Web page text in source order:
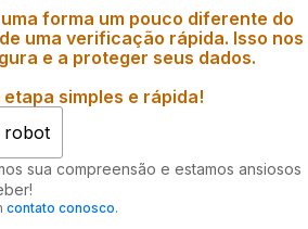
forma um pouco diferente do
uma verificação rápida. Isso nos
e a proteger seus dados.
simples e rápida!
robot
sua compreensão e estamos ansiosos
contato conosco.